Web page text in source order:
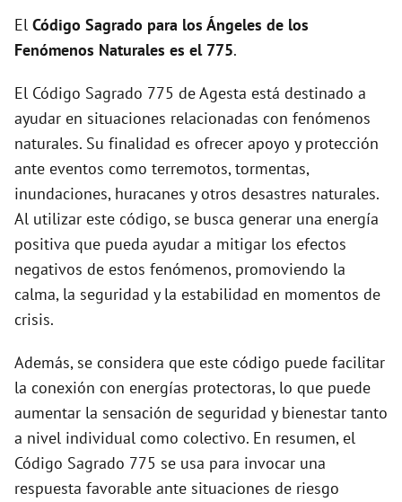
El Código Sagrado para los Ángeles de los
Fenómenos Naturales es el 775.
El Código Sagrado 775 de Agesta está destinado a
ayudar en situaciones relacionadas con fenómenos
naturales. Su finalidad es ofrecer apoyo y protección
ante eventos como terremotos, tormentas,
inundaciones, huracanes y otros desastres naturales.
Al utilizar este código, se busca generar una energía
positiva que pueda ayudar a mitigar los efectos
negativos de estos fenómenos, promoviendo la
calma, la seguridad y la estabilidad en momentos de
crisis.
Además, se considera que este código puede facilitar
la conexión con energías protectoras, lo que puede
aumentar la sensación de seguridad y bienestar tanto
a nivel individual como colectivo. En resumen, el
Código Sagrado 775 se usa para invocar una
respuesta favorable ante situaciones de riesgo